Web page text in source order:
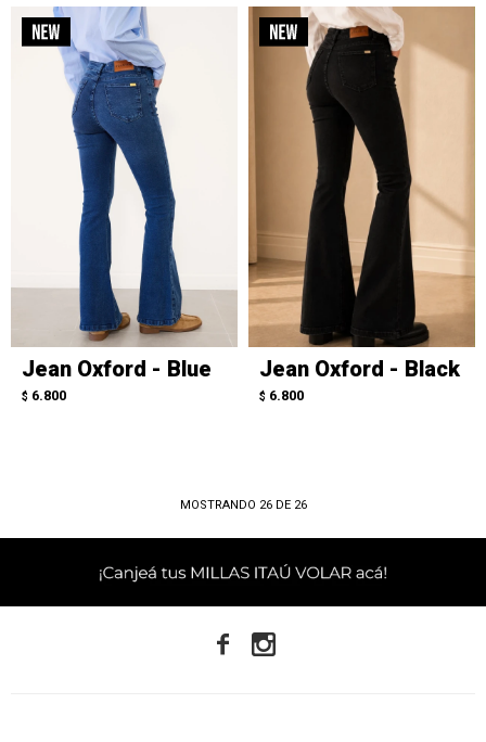
Jean Oxford - Blue
$ 6.800
Jean Oxford - Black
$ 6.800
MOSTRANDO 26DE 26
 